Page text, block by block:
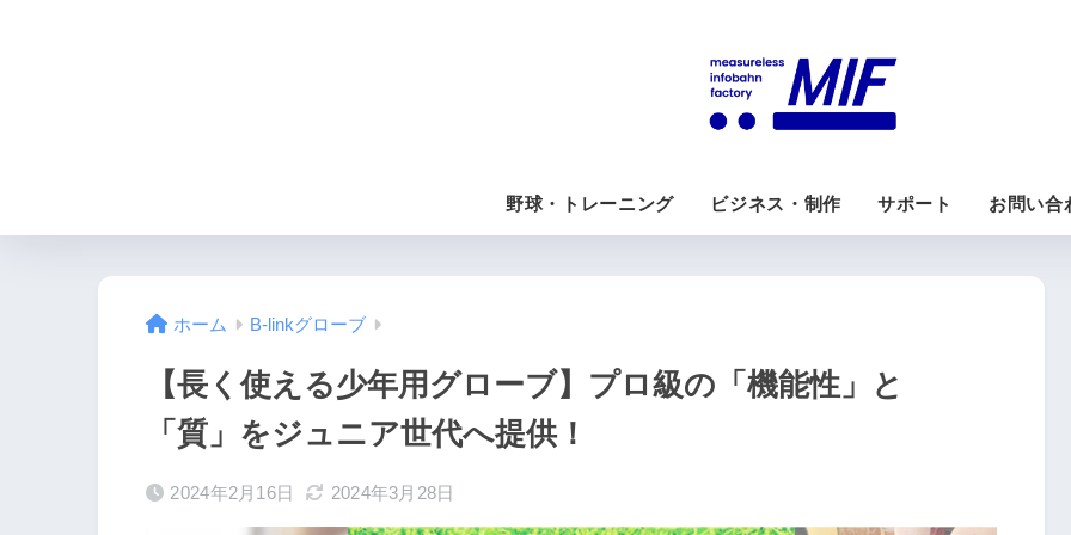
野球・トレーニング ビジネス・制作 サポート お問い合
ホーム B-linkグローブ
【長く使える少年用グローブ】プロ級の「機能性」と
「質」をジュニア世代へ提供！
2024年2月16日 2024年3月28日